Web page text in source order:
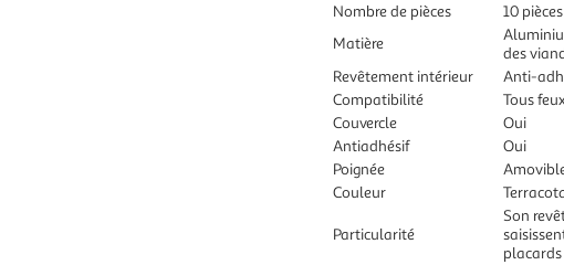
Nombre de pièces
10 pièces
Matière
des
Revêtement intérieur
Anti-
Compatibilité
Tous
Couvercle
Oui
Antiadhésif
Oui
Poignée
Couleur
Particularité
Son